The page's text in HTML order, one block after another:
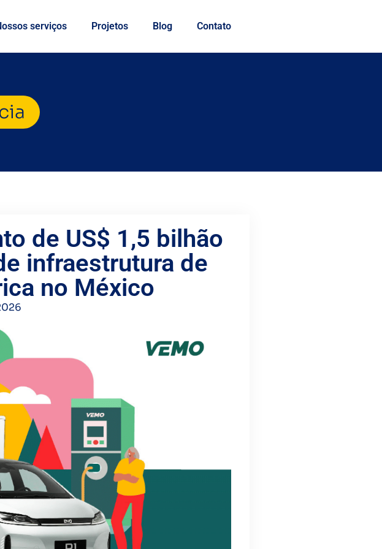
serviços Projetos Blog Contato
de US$ 1,5 bilhão
infraestrutura de
no México